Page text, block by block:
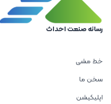
رسانه صنعت احداث
خط مشی
سخن ما
اپلیکیشن